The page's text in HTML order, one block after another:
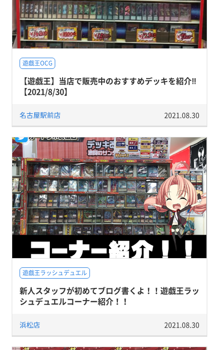
遊戯王OCG
【遊戯王】当店で販売中のおすすめデッキを紹介‼
【2021/8/30】
名古屋駅前店 2021.08.30
遊戯王ラッシュデュエル
新人スタッフが初めてブログ書くよ！！遊戯王ラッ
シュデュエルコーナー紹介！！
浜松店 2021.08.30